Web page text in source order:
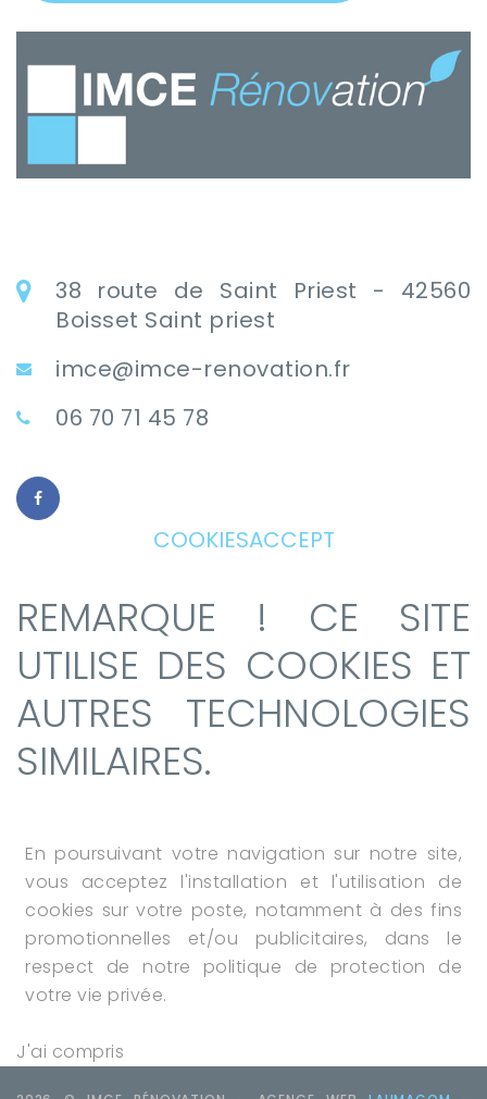
38 route de Saint Priest - 42560
Boisset Saint priest
imce@imce-renovation.fr
06 70 71 45 78
COOKIESACCEPT
REMARQUE ! CE SITE
UTILISE DES COOKIES ET
AUTRES TECHNOLOGIES
SIMILAIRES.
En poursuivant votre navigation sur notre site,
vous acceptez l'installation et l'utilisation de
cookies sur votre poste, notamment à des fins
promotionnelles et/ou publicitaires, dans le
respect de notre politique de protection de
votre vie privée.
J'ai compris